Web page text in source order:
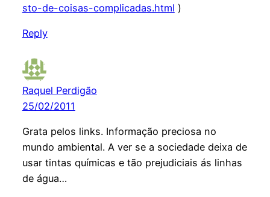
sto-de-coisas-complicadas.html )
Reply
Raquel Perdigão
25/02/2011
Grata pelos links. Informação preciosa no
mundo ambiental. A ver se a sociedade deixa de
usar tintas químicas e tão prejudiciais ás linhas
de água…